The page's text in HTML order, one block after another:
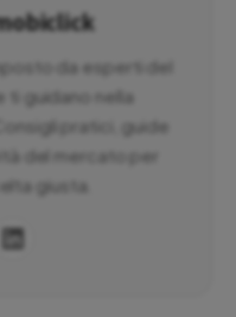
da esperti del
ti guidano nella
pratici, guide
del mercato per
giusta.